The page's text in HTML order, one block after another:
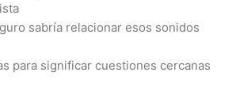
sabría relacionar esos sonidos
para significar cuestiones cercanas